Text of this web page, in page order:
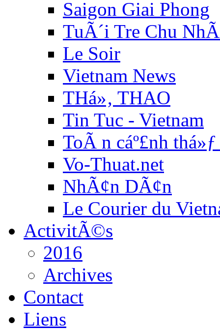
Saigon Giai Phong
TuÃ´i Tre Chu
Le Soir
Vietnam News
THá»‚ THAO
Tin Tuc - Vietnam
ToÃ n cáº£nh
Vo-Thuat.net
NhÃ¢n DÃ¢n
Le Courier du
ActivitÃ©s
2016
Archives
Contact
Liens